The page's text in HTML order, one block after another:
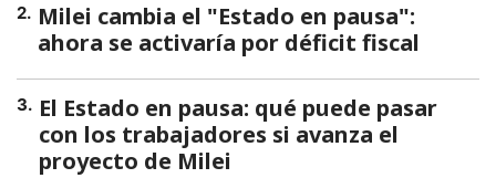
2. Milei cambia el "Estado en pausa":
ahora se activaría por déficit fiscal
3. El Estado en pausa: qué puede pasar
con los trabajadores si avanza el
proyecto de Milei